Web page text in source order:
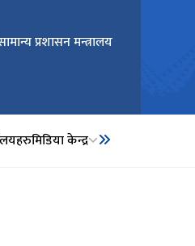
प्रशासन मन्त्रालय
मिडिया केन्द्र